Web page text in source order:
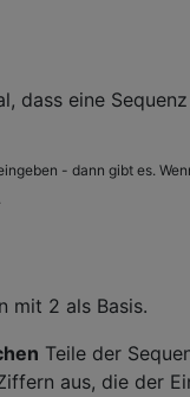
dass eine Sequenz
- dann gibt es.
mit 2 als Basis.
Teile der
aus, die der